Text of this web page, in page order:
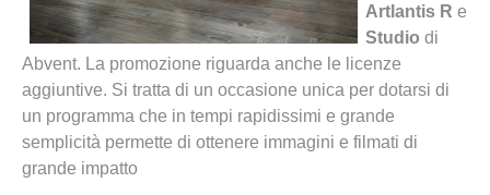
Artlantis R e
Studio di
Abvent. La promozione riguarda anche le licenze
aggiuntive. Si tratta di un occasione unica per dotarsi di
un programma che in tempi rapidissimi e grande
semplicità permette di ottenere immagini e filmati di
grande impatto